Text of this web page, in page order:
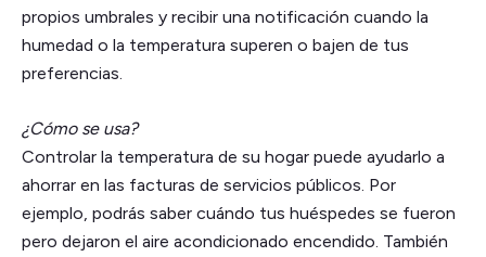
propios umbrales y recibir una notificación cuando la
humedad o la temperatura superen o bajen de tus
preferencias.
¿Cómo se usa?
Controlar la temperatura de su hogar puede ayudarlo a
ahorrar en las facturas de servicios públicos. Por
ejemplo, podrás saber cuándo tus huéspedes se fueron
pero dejaron el aire acondicionado encendido. También